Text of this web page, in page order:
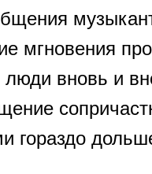
мгновения
люди вновь и
гораздо